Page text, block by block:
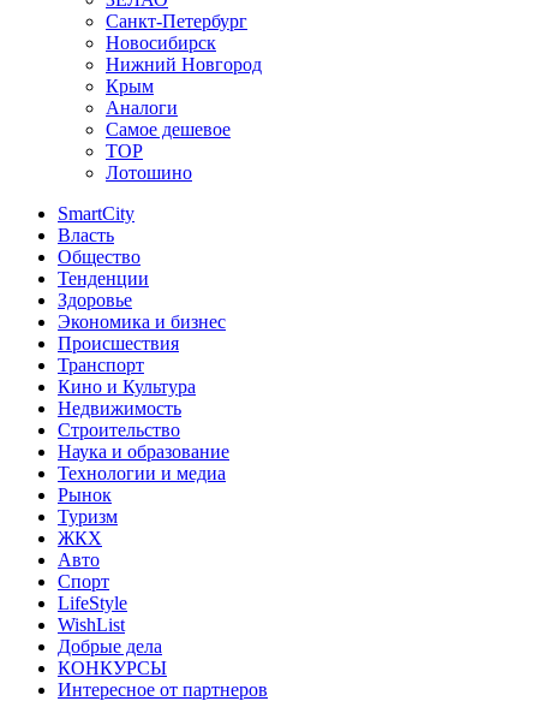
Санкт-Петербург
Новосибирск
Нижний Новгород
Крым
Аналоги
Самое дешевое
TOP
Лотошино
SmartCity
Власть
Общество
Тенденции
Здоровье
Экономика и бизнес
Происшествия
Транспорт
Кино и Культура
Недвижимость
Строительство
Наука и образование
Технологии и медиа
Рынок
Туризм
ЖКХ
Авто
Спорт
LifeStyle
WishList
Добрые дела
КОНКУРСЫ
Интересное от партнеров